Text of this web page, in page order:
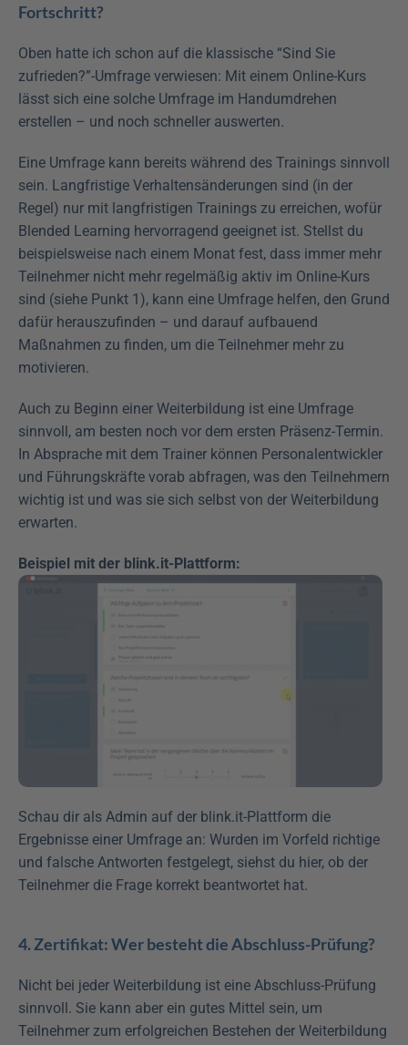
Fortschritt?
Oben hatte ich schon auf die klassische “Sind Sie
zufrieden?”-Umfrage verwiesen: Mit einem Online-Kurs
lässt sich eine solche Umfrage im Handumdrehen
erstellen – und noch schneller auswerten.
Eine Umfrage kann bereits während des Trainings sinnvoll
sein. Langfristige Verhaltensänderungen sind (in der
Regel) nur mit langfristigen Trainings zu erreichen, wofür
Blended Learning hervorragend geeignet ist. Stellst du
beispielsweise nach einem Monat fest, dass immer mehr
Teilnehmer nicht mehr regelmäßig aktiv im Online-Kurs
sind (siehe Punkt 1), kann eine Umfrage helfen, den Grund
dafür herauszufinden – und darauf aufbauend
Maßnahmen zu finden, um die Teilnehmer mehr zu
motivieren.
Auch zu Beginn einer Weiterbildung ist eine Umfrage
sinnvoll, am besten noch vor dem ersten Präsenz-Termin.
In Absprache mit dem Trainer können Personalentwickler
und Führungskräfte vorab abfragen, was den Teilnehmern
wichtig ist und was sie sich selbst von der Weiterbildung
erwarten.
Beispiel mit der blink.it-Plattform:
Schau dir als Admin auf der blink.it-Plattform die
Ergebnisse einer Umfrage an: Wurden im Vorfeld richtige
und falsche Antworten festgelegt, siehst du hier, ob der
Teilnehmer die Frage korrekt beantwortet hat.
4. Zertifikat: Wer besteht die Abschluss-Prüfung?
Nicht bei jeder Weiterbildung ist eine Abschluss-Prüfung
sinnvoll. Sie kann aber ein gutes Mittel sein, um
Teilnehmer zum erfolgreichen Bestehen der Weiterbildung